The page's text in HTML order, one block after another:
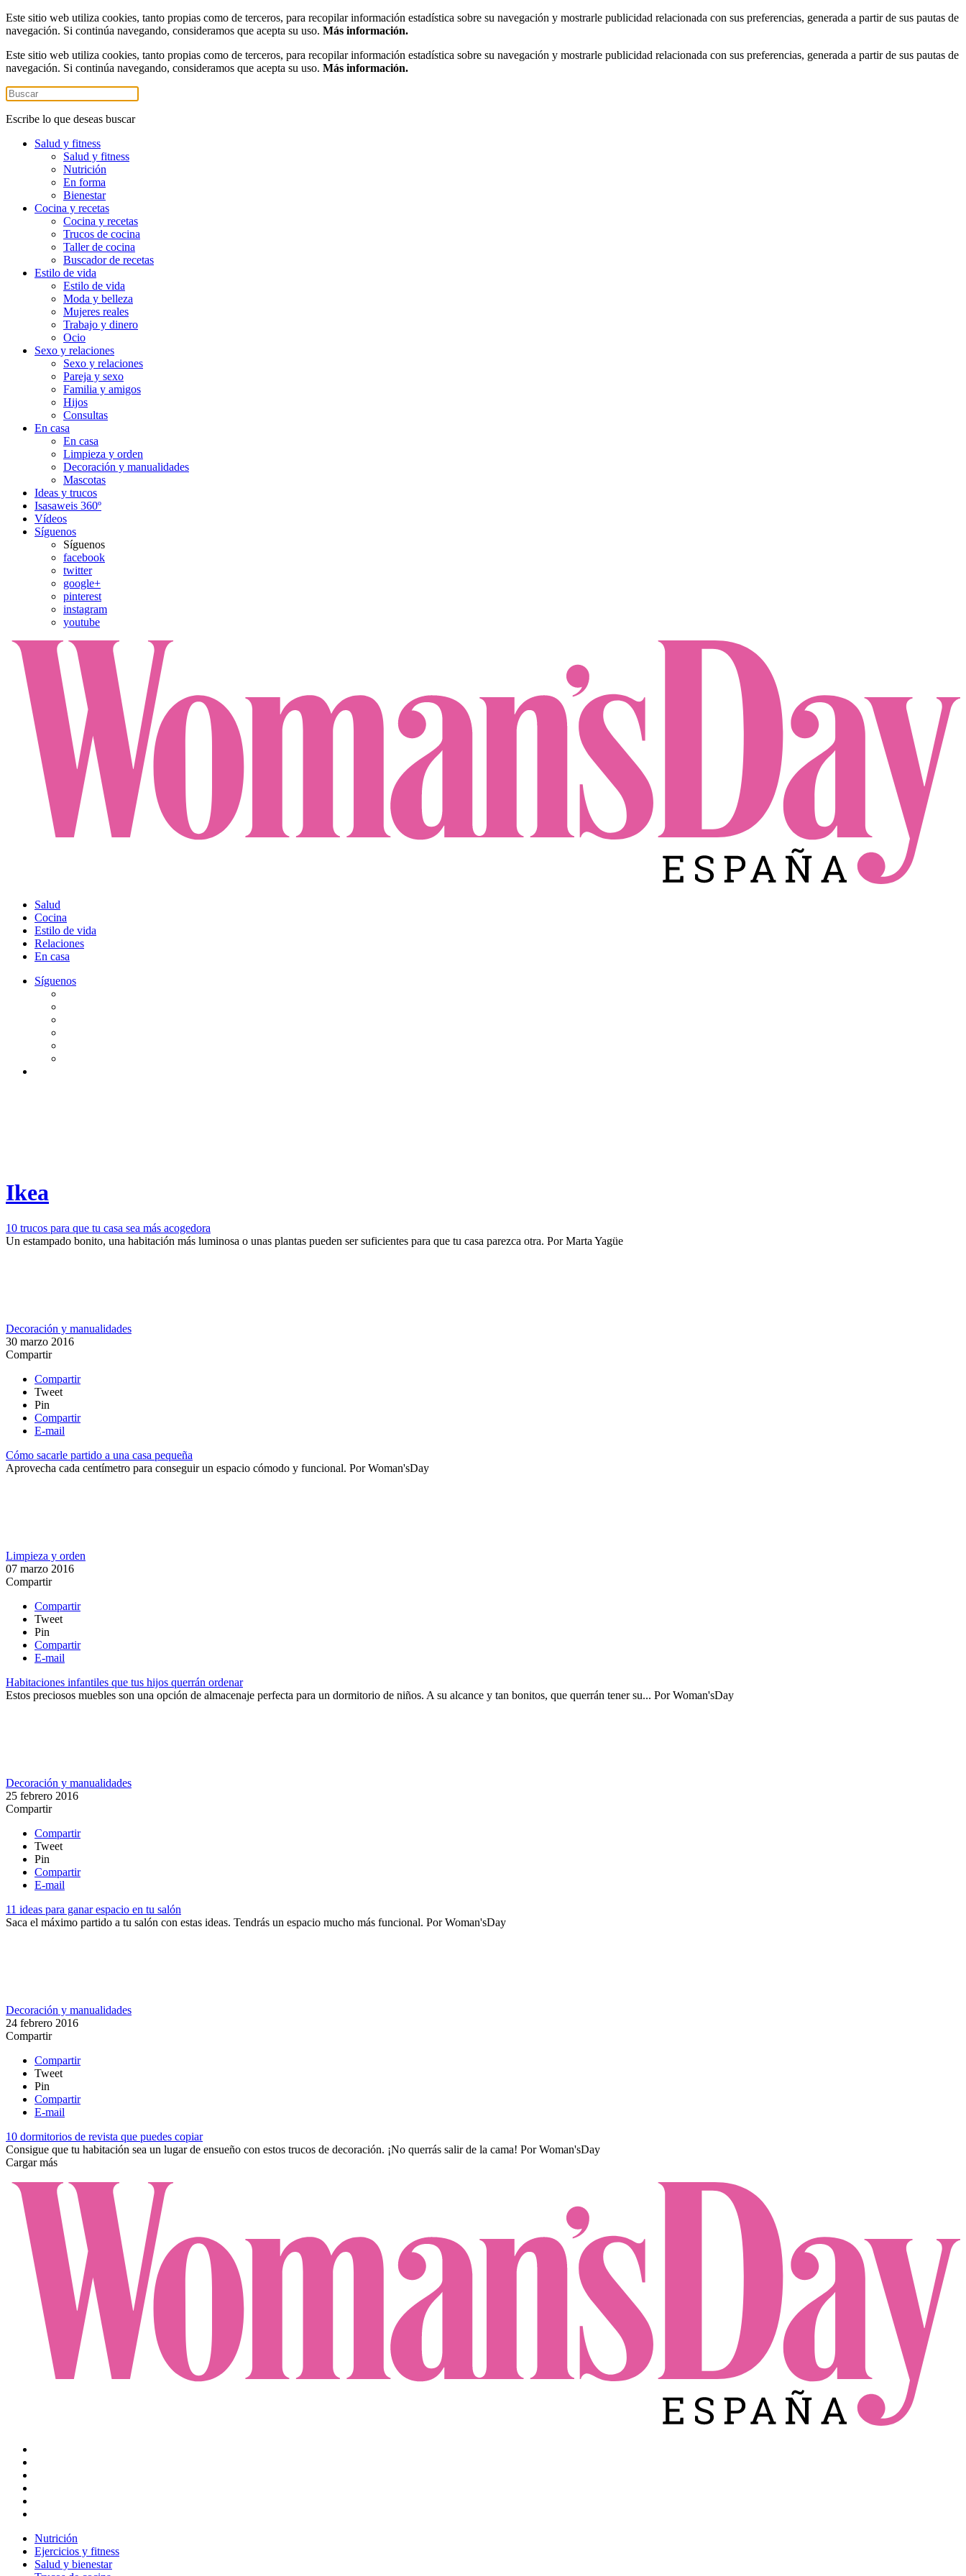
Este sitio web utiliza cookies, tanto propias como de terceros, para recopilar información estadística sobre su navegación y mostrarle publicidad relacionada con sus preferencias, generada a partir de sus pautas de
navegación. Si continúa navegando, consideramos que acepta su uso. Más información.
Este sitio web utiliza cookies, tanto propias como de terceros, para recopilar información estadística sobre su navegación y mostrarle publicidad relacionada con sus preferencias, generada a partir de sus pautas de
navegación. Si continúa navegando, consideramos que acepta su uso. Más información.
Escribe lo que deseas buscar
Salud y fitness
Salud y fitness
Nutrición
En forma
Bienestar
Cocina y recetas
Cocina y recetas
Trucos de cocina
Taller de cocina
Buscador de recetas
Estilo de vida
Estilo de vida
Moda y belleza
Mujeres reales
Trabajo y dinero
Ocio
Sexo y relaciones
Sexo y relaciones
Pareja y sexo
Familia y amigos
Hijos
Consultas
En casa
En casa
Limpieza y orden
Decoración y manualidades
Mascotas
Ideas y trucos
Isasaweis 360º
Vídeos
Síguenos
Síguenos
facebook
twitter
google+
pinterest
instagram
youtube
Salud
Cocina
Estilo de vida
Relaciones
En casa
Síguenos
Ikea
10 trucos para que tu casa sea más acogedora
Un estampado bonito, una habitación más luminosa o unas plantas pueden ser suficientes para que tu casa parezca otra. PorMarta Yagüe
Decoración y manualidades
30 marzo 2016
Compartir
Compartir
Tweet
Pin
Compartir
E-mail
Cómo sacarle partido a una casa pequeña
Aprovecha cada centímetro para conseguir un espacio cómodo y funcional. PorWoman'sDay
Limpieza y orden
07 marzo 2016
Compartir
Compartir
Tweet
Pin
Compartir
E-mail
Habitaciones infantiles que tus hijos querrán ordenar
Estos preciosos muebles son una opción de almacenaje perfecta para un dormitorio de niños. A su alcance y tan bonitos, que querrán tener su... PorWoman'sDay
Decoración y manualidades
25 febrero 2016
Compartir
Compartir
Tweet
Pin
Compartir
E-mail
11 ideas para ganar espacio en tu salón
Saca el máximo partido a tu salón con estas ideas. Tendrás un espacio mucho más funcional. PorWoman'sDay
Decoración y manualidades
24 febrero 2016
Compartir
Compartir
Tweet
Pin
Compartir
E-mail
10 dormitorios de revista que puedes copiar
Consigue que tu habitación sea un lugar de ensueño con estos trucos de decoración. ¡No querrás salir de la cama! PorWoman'sDay
Cargar más
Nutrición
Ejercicios y fitness
Salud y bienestar